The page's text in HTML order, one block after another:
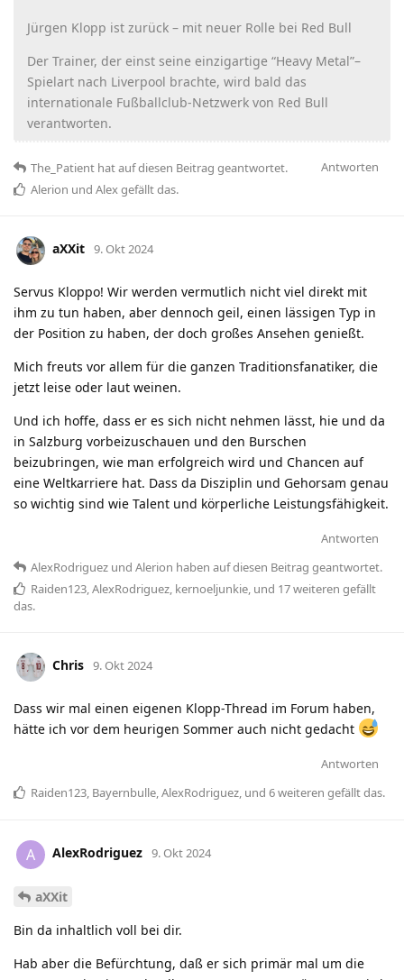
Jürgen Klopp ist zurück – mit neuer Rolle bei Red Bull
Der Trainer, der einst seine einzigartige “Heavy Metal”–
Spielart nach Liverpool brachte, wird bald das
internationale Fußballclub-Netzwerk von Red Bull
verantworten.
Antworten
The_Patient hatauf diesen Beitrag geantwortet.
Alerion und Alex gefällt das.
aXXit 9. Okt 2024
Servus Kloppo! Wir werden vermutlich nicht viel direkt mit
ihm zu tun haben, aber dennoch geil, einen lässigen Typ in
der Position zu haben, der doch großes Ansehen genießt.
Mich freuts vor allem für die ganzen Traditionsfanatiker, die
jetzt leise oder laut weinen.
Und ich hoffe, dass er es sich nicht nehmen lässt, hie und da
in Salzburg vorbeizuschauen und den Burschen
beizubringen, wie man erfolgreich wird und Chancen auf
eine Weltkarriere hat. Dass da Disziplin und Gehorsam genau
so wichtig sind wie Talent und körperliche Leistungsfähigkeit.
Antworten
AlexRodriguez und Alerion haben auf diesen Beitrag geantwortet.
Raiden123 AlexRodriguez kernoeljunkie , und 17weiteren gefällt
das.
Chris 9. Okt 2024
Dass wir mal einen eigenen Klopp-Thread im Forum haben,
hätte ich vor dem heurigen Sommer auch nicht gedacht
Antworten
Raiden123 Bayernbulle AlexRodriguez , und 6weiteren gefällt das.
A AlexRodriguez 9. Okt 2024
aXXit
Bin da inhaltlich voll bei dir.
Hab aber die Befürchtung, daß er sich primär mal um die